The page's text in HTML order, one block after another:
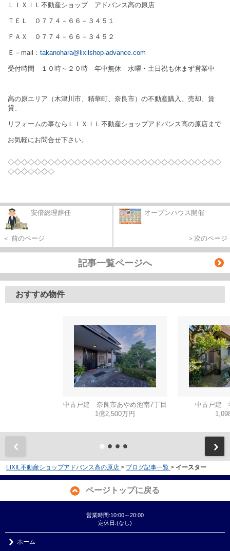
ＬＩＸＩＬ不動産ショップ アドバンス高の原店
ＴＥＬ ０７７４－６６－３４５１
ＦＡＸ ０７７４－６６－３４５２
Ｅ－ mail ： takanohara@lixilshop-advance.com
受付時間 １０時～２０時 年中無休 水曜・土日祝も休まず営業中
高の原エリア（木津川市、精華町、奈良市）の不動産購入、売却、賃
貸、
リフォームの事ならＬＩＸＩＬ不動産ショップアドバンス高の原店まで
お気軽にお問合せ下さい。
◇◇◇◇◇◇◇◇◇◇◇◇◇◇◇◇◇◇◇◇◇◇◇◇◇◇◇◇◇◇◇◇
◇◇◇◇◇◇◇
安倍総理辞任
＜ 前のページ
オープンハウス開催
＞次のページ
記事一覧ページへ
おすすめ物件
中古戸建 奈良市あやめ池南7丁目
1億2,500万円
中古戸建
LIXIL不動産ショップアドバンス高の原店 > ブログ記事一覧 > イースター
ページトップに戻る
営業時間:10:00～20:00
定休日:(なし)
ホーム